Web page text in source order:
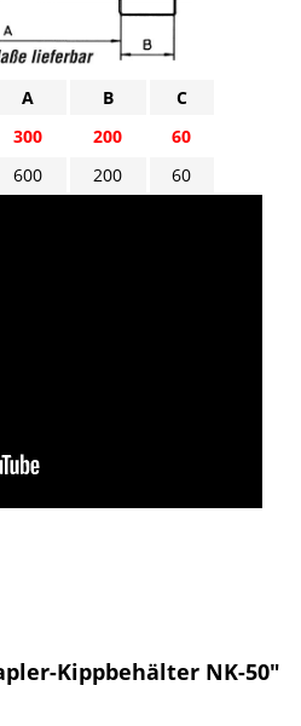
A B
C
300 200
60
600 200 60
Kippbehälter NK-50"